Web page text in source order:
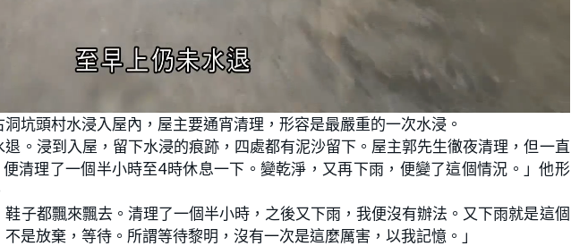
洞坑頭村水浸入屋內，屋主要通宵清理，形容是最嚴重的一次水浸。
。浸到入屋，留下水浸的痕跡，四處都有泥沙留下。屋主郭先生徹夜清理，但一直
清理了一個半小時至4時休息一下。變乾淨，又再下雨，便變了這個情況。」他形
子都飄來飄去。清理了一個半小時，之後又下雨，我便沒有辦法。又下雨就是這個
是放棄，等待。所謂等待黎明，沒有一次是這麼厲害，以我記憶。」